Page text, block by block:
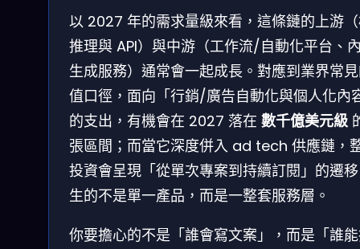
以 2027 年的需求量級來看，這條鏈的上游
推理與 API）與中游（工作流/自動化平台、
生成服務）通常會一起成長。對應到業界常
值口徑，面向「行銷/廣告自動化與個人化內
的支出，有機會在 2027 落在 數千億美元級
張區間；而當它深度併入 ad tech 供應鏈，
投資會呈現「從單次專案到持續訂閱」的遷
生的不是單一產品，而是一整套服務層。
你要擔心的不是「誰會寫文案」，而是「誰